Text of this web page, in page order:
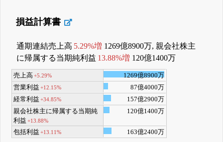
損益計算書
通期連結売上高 5.29%増 1269億8900万, 親会社株主
に帰属する当期純利益 13.88%増 120億1400万
売上高 +5.29%
1269億8900万
営業利益 +12.15%
87億4000万
経常利益 +34.85%
157億2900万
親会社株主に帰属する当期純
利益 +13.88%
120億1400万
包括利益 +13.11% 163億2400万